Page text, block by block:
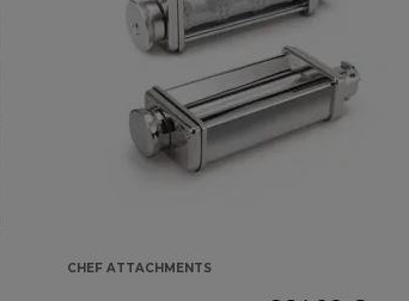
CHEF ATTACHMENTS